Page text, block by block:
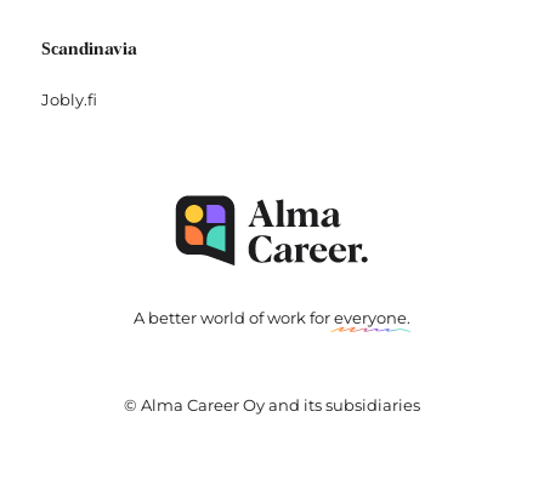
Scandinavia
Jobly.fi
A better world of work foreveryone.
© Alma Career Oy and its subsidiaries